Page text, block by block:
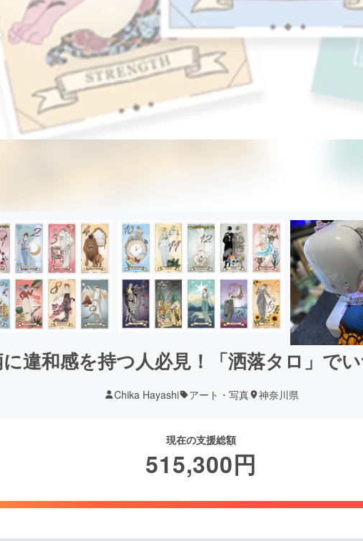
違和感を持つ人必見！「洒落タロ」で
Chika Hayashi アート・写真 神奈川県
現在の支援総額
515,300円